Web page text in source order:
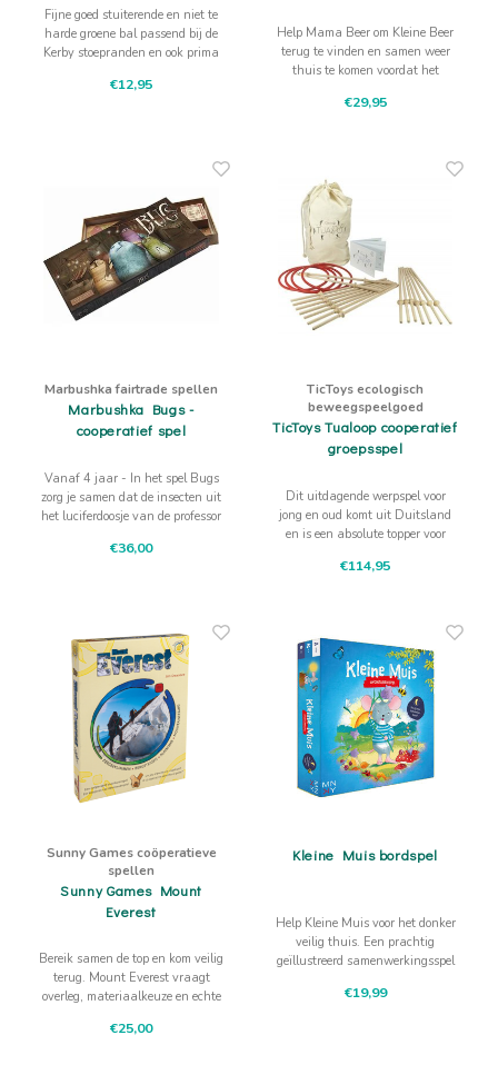
Fijne goed stuiterende en niet te
harde groene bal passend bij de
Kerby stoepranden en ook prima
€12,95
Help Mama Beer om Kleine Beer
terug te vinden en samen weer
thuis te komen voordat het
€29,95
Marbushka fairtrade spellen
Marbushka Bugs -
cooperatief spel
Vanaf 4 jaar - In het spel Bugs
zorg je samen dat de insecten uit
het luciferdoosje van de professor
natuurlijk samen wel goed
€36,00
TicToys ecologisch
beweegspeelgoed
TicToys Tualoop cooperatief
groepsspel
Dit uitdagende werpspel voor
jong en oud komt uit Duitsland
en is een absolute topper voor
de BSO, sportactiviteiten en
€114,95
Sunny Games coöperatieve
spellen
Sunny Games Mount
Everest
Bereik samen de top en kom veilig
terug. Mount Everest vraagt
overleg, materiaalkeuze en echte
€25,00
Kleine Muis bordspel
Help Kleine Muis voor het donker
veilig thuis. Een prachtig
geïllustreerd samenwerkingsspel
kinderen speelt.
€19,99